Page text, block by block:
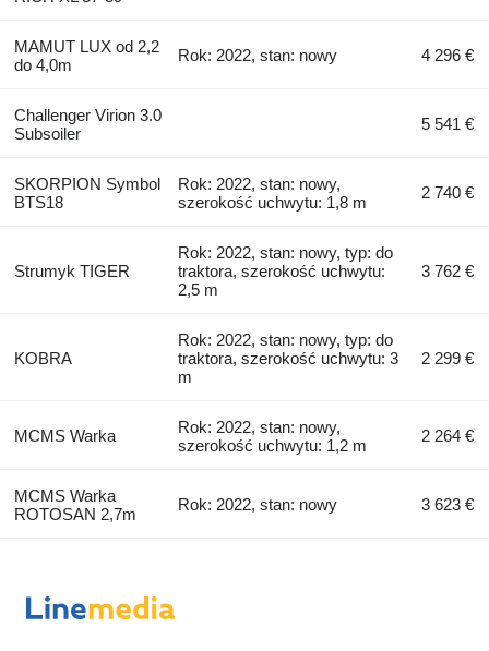
MAMUT LUX od 2,2
do 4,0m
Rok: 2022, stan: nowy 4 296 €
Challenger Virion 3.0
Subsoiler
5 541 €
SKORPION Symbol
BTS18
Rok: 2022, stan: nowy,
szerokość uchwytu: 1,8 m
2 740 €
Strumyk TIGER
Rok: 2022, stan: nowy, typ: do
traktora, szerokość uchwytu:
2,5 m
3 762 €
KOBRA
Rok: 2022, stan: nowy, typ: do
traktora, szerokość uchwytu: 3
m
2 299 €
MCMS Warka
Rok: 2022, stan: nowy,
szerokość uchwytu: 1,2 m
2 264 €
MCMS Warka
ROTOSAN 2,7m
Rok: 2022, stan: nowy 3 623 €